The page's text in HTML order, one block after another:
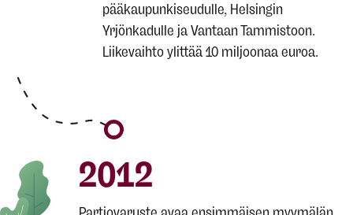
pääkaupunkiseudulle, Helsingin
Yrjönkadulle ja Vantaan Tammistoon.
Liikevaihto ylittää 10 miljoonaa euroa.
2012